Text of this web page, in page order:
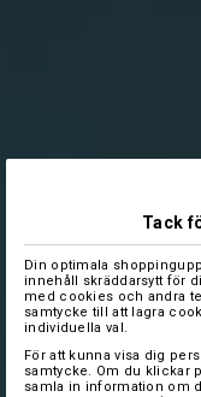
Tack
Din optimala
innehåll skräddarsytt för
med cookies och andra
samtycke till att lagra
individuella val.
För att kunna visa dig
samtycke. Om du klickar
samla in information om